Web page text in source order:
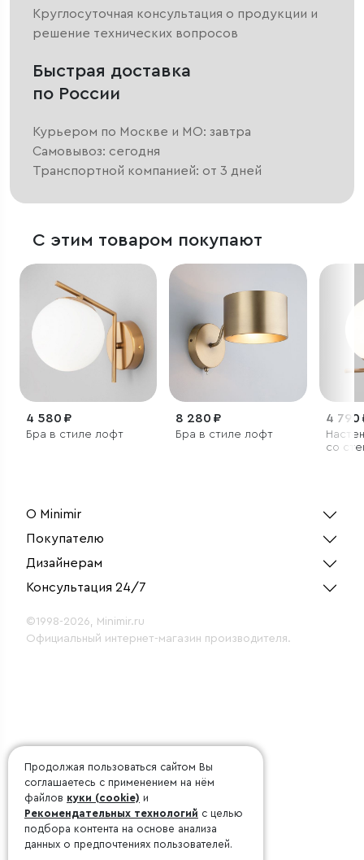
Круглосуточная консультация о продукции и
решение технических вопросов
Быстрая доставка
по России
Курьером по Москве и МО: завтра
Самовывоз: сегодня
Транспортной компанией: от 3 дней
С этим товаром покупают
4 580 ₽
Бра в стиле лофт
8 280 ₽
Бра в стиле лофт
4 790
Настенный
со
О Minimir
Покупателю
Дизайнерам
Консультация 24/7
©1998-2026, Minimir.ru
Официальный интернет-магазин производителя.
Продолжая пользоваться сайтом Вы
соглашаетесь с применением на нём
файлов куки (cookie) и
Рекомендательных технологий с целью
подбора контента на основе анализа
данных о предпочтениях пользователей.